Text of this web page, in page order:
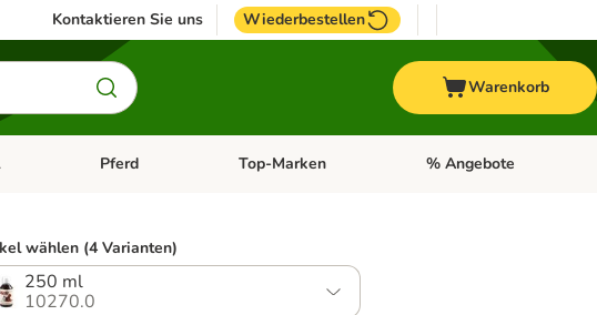
Kontaktieren Sie uns Wiederbestellen
Warenkorb
Menü öffnen: FischKategorie-Menü öffnen: Vogel
Pferd Kategorie-Menü öffnen: Pferd
Top-Marken Kategorie-Menü öffnen:
% Angebote
wählen (4 Varianten)
250 ml
10270.0